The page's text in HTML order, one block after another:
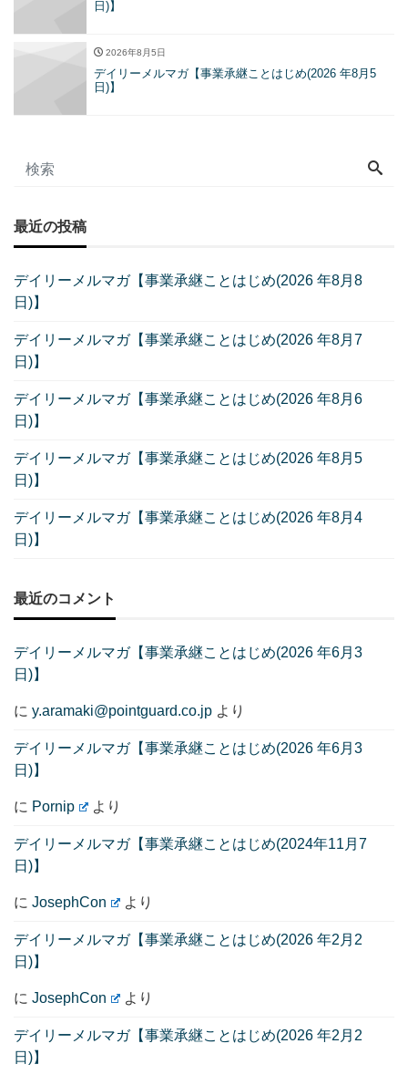
日)】
2026年8月5日
デイリーメルマガ【事業承継ことはじめ(2026 年8月5
日)】
最近の投稿
デイリーメルマガ【事業承継ことはじめ(2026 年8月8
日)】
デイリーメルマガ【事業承継ことはじめ(2026 年8月7
日)】
デイリーメルマガ【事業承継ことはじめ(2026 年8月6
日)】
デイリーメルマガ【事業承継ことはじめ(2026 年8月5
日)】
デイリーメルマガ【事業承継ことはじめ(2026 年8月4
日)】
最近のコメント
デイリーメルマガ【事業承継ことはじめ(2026 年6月3
日)】
に y.aramaki@pointguard.co.jp より
デイリーメルマガ【事業承継ことはじめ(2026 年6月3
日)】
に Pornip より
デイリーメルマガ【事業承継ことはじめ(2024年11月7
日)】
に JosephCon より
デイリーメルマガ【事業承継ことはじめ(2026 年2月2
日)】
に JosephCon より
デイリーメルマガ【事業承継ことはじめ(2026 年2月2
日)】